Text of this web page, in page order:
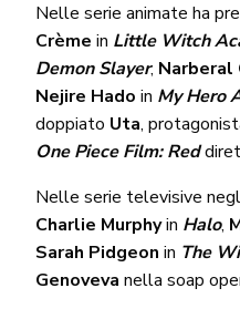
Nelle serie animate ha
Crème in Little Witch
Demon Slayer, Narberal
Nejire Hado in My Hero
doppiato Uta,
One Piece Film: Red
Nelle serie televisive
Charlie Murphyin Halo,
Sarah Pidgeon in The
Genoveva nella soap